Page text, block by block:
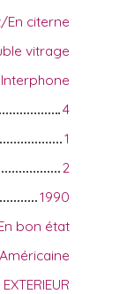
En citerne
vitrage
Interphone
4
1
2
1990
bon état